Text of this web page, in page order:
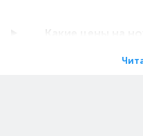
Какие цены на